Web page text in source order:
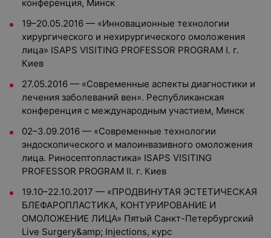
конференция, Минск
19–20.05.2016 — «Инновационные технологии
хирургического и нехирургического омоложения
лица» ISAPS VISITING PROFESSOR PROGRAM I. г.
Киев
27.05.2016 — «Современные аспекты диагностики и
лечения заболеваний вен». Республиканская
конференция с международным участием, Минск
02–3.09.2016 — «Современные технологии
эндоскопического и малоинвазивного омоложения
лица. Риносептопластика» ISAPS VISITING
PROFESSOR PROGRAM II. г. Киев
19.10–22.10.2017 — «ПРОДВИНУТАЯ ЭСТЕТИЧЕСКАЯ
БЛЕФАРОПЛАСТИКА, КОНТУРИРОВАНИЕ И
ОМОЛОЖЕНИЕ ЛИЦА» Пятый Санкт-Петербургский
Live Surgery&amp; Injections, курс